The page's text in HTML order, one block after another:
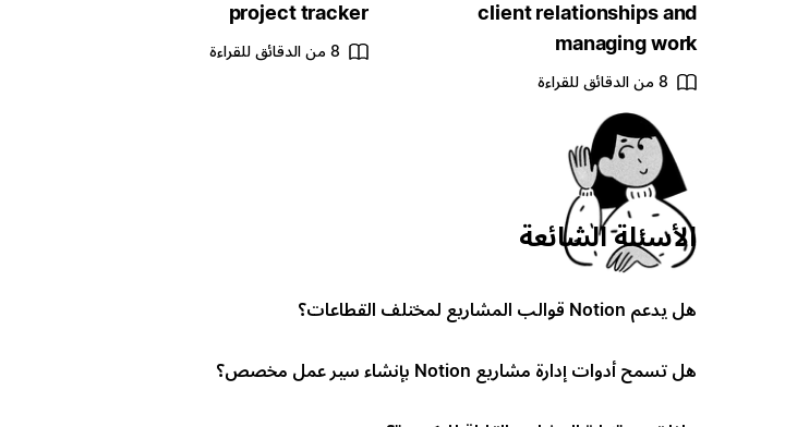
client relationships and
managing work
8 من الدقائق للقراءة
project tracker
8 من الدقائق للقراءة
الأسئلة الشائعة
هل يدعم Notion قوالب المشاريع لمختلف القطاعات؟
هل تسمح أدوات إدارة مشاريع Notion بإنشاء سير عمل مخصص؟